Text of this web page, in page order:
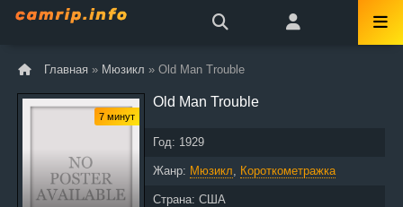
Главная » Мюзикл » Old Man Trouble
7 минут
Old Man Trouble
Год: 1929
Жанр: Мюзикл, Короткометражка
Страна: США